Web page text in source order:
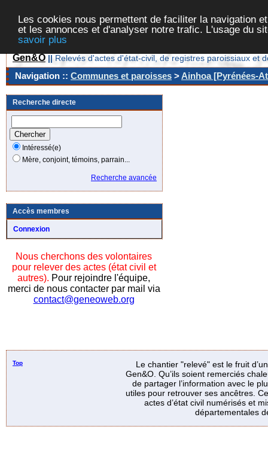
Les cookies nous permettent de faciliter la navigation
et les annonces et d'analyser notre trafic. L'usage du
savoir plus
Gen&O || Relevés d'actes d'état-civil, de registres paroissiaux et
Navigation :: Communes et paroisses >Ainhoa [Pyrénées-
Recherche directe
Intéressé(e)
Mère, conjoint, témoins, parrain...
Recherche avancée
Accès membres
Connexion
Nous cherchons des volontaires
pour relever des actes (état civil et
autres). Pour rejoindre l'équipe,
merci de nous contacter par mail via
contact@geneoweb.org
Top
Le chantier "relevé" est le fruit
Gen&O. Qu’ils soient remerciés
de partager l’information avec le
utiles pour retrouver ses ancêtres.
actes d’état civil numérisés et
départementales